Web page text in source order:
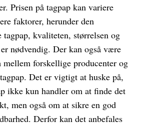
Prisen på tagpap kan variere
faktorer, herunder den
tagpap, kvaliteten, størrelsen og
nødvendig. Der kan også være
forskellige producenter og
Det er vigtigt at huske på,
ikke kun handler om at finde det
men også om at sikre en god
Derfor kan det anbefales